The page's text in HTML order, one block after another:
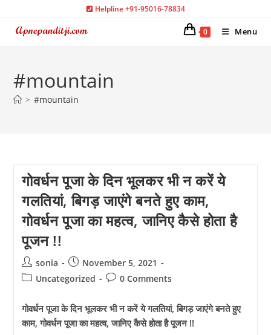
content
Helpline +91-95016-78834
0 Menu
#mountain
> #mountain
गोवर्धन पूजा के दिन भूलकर भी न करें ये
गलतियां, बिगड़ जाएंगे बनते हुए काम,
गोवर्धन पूजा का महत्व, जानिए कैसे होता है
पूजन !!
Post
author:
sonia
Post
published:
November 5, 2021
PostUncategorized
Post0 Comments
गोवर्धन पूजा के दिन भूलकर भी न करें ये गलतियां, बिगड़ जाएंगे बनते हुए
काम, गोवर्धन पूजा का महत्व, जानिए कैसे होता है पूजन !!